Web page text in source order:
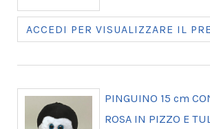
ACCEDI PER VISUALIZZARE IL
PINGUINO 15 cm
ROSA IN PIZZO E